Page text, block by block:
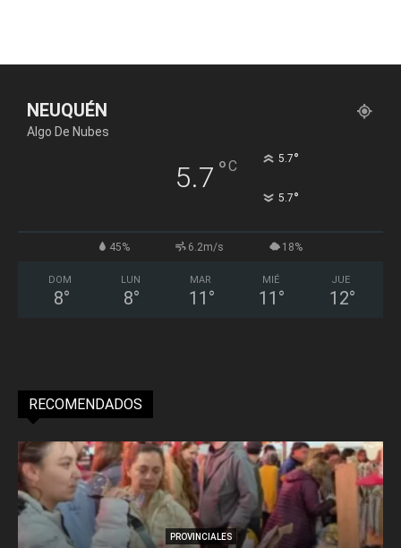
NEUQUÉN
Algo De Nubes
5.7 °C 5.7°
5.7°
45% 6.2m/s 18%
DOM
8°
LUN
8°
MAR
11 °
MIÉ
11 °
JUE
12°
RECOMENDADOS
PROVINCIALES